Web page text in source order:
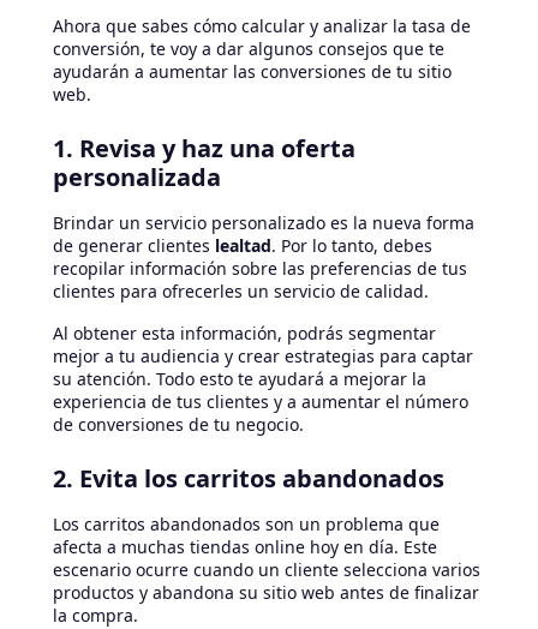
Ahora que sabes cómo calcular y analizar la tasa de
conversión, te voy a dar algunos consejos que te
ayudarán a aumentar las conversiones de tu sitio
web.
1. Revisa y haz una oferta
personalizada
Brindar un servicio personalizado es la nueva forma
de generar clientes lealtad. Por lo tanto, debes
recopilar información sobre las preferencias de tus
clientes para ofrecerles un servicio de calidad.
Al obtener esta información, podrás segmentar
mejor a tu audiencia y crear estrategias para captar
su atención. Todo esto te ayudará a mejorar la
experiencia de tus clientes y a aumentar el número
de conversiones de tu negocio.
2. Evita los carritos abandonados
Los carritos abandonados son un problema que
afecta a muchas tiendas online hoy en día. Este
escenario ocurre cuando un cliente selecciona varios
productos y abandona su sitio web antes de finalizar
la compra.